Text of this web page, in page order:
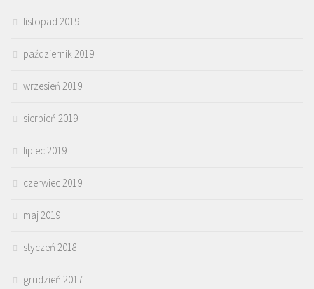
listopad 2019
październik 2019
wrzesień 2019
sierpień 2019
lipiec 2019
czerwiec 2019
maj 2019
styczeń 2018
grudzień 2017